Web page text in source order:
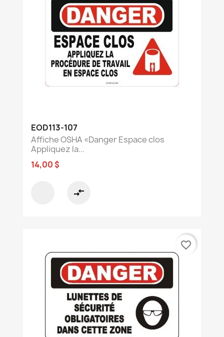
EOD113-107
Affiche OSHA «Danger Espace clos
Appliquez la...
14,00 $
compare_arrows
favorite_border